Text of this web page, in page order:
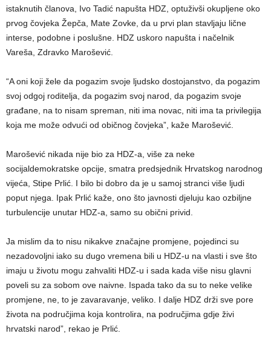
istaknutih članova, Ivo Tadić napušta HDZ, optuživši okupljene oko
prvog čovjeka Žepča, Mate Zovke, da u prvi plan stavljaju lične
interse, podobne i poslušne. HDZ uskoro napušta i načelnik
Vareša, Zdravko Marošević.
“A oni koji žele da pogazim svoje ljudsko dostojanstvo, da pogazim
svoj odgoj roditelja, da pogazim svoj narod, da pogazim svoje
građane, na to nisam spreman, niti ima novac, niti ima ta privilegija
koja me može odvući od običnog čovjeka”, kaže Marošević.
Marošević nikada nije bio za HDZ-a, više za neke
socijaldemokratske opcije, smatra predsjednik Hrvatskog narodnog
vijeća, Stipe Prlić. I bilo bi dobro da je u samoj stranci više ljudi
poput njega. Ipak Prlić kaže, ono što javnosti djeluju kao ozbiljne
turbulencije unutar HDZ-a, samo su obični privid.
Ja mislim da to nisu nikakve značajne promjene, pojedinci su
nezadovoljni iako su dugo vremena bili u HDZ-u na vlasti i sve što
imaju u životu mogu zahvaliti HDZ-u i sada kada više nisu glavni
poveli su za sobom ove naivne. Ispada tako da su to neke velike
promjene, ne, to je zavaravanje, veliko. I dalje HDZ drži sve pore
života na područjima koja kontrolira, na područjima gdje živi
hrvatski narod”, rekao je Prlić.